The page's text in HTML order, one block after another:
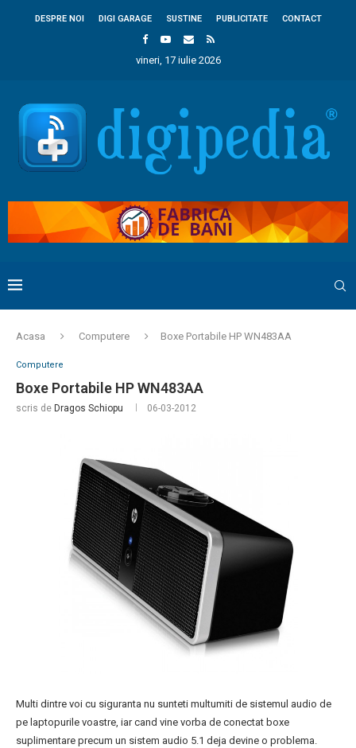
DESPRE NOI DIGI GARAGE SUSTINE PUBLICITATE CONTACT
vineri, 17 iulie 2026
Acasa Computere Boxe Portabile HP WN483AA
Computere
Boxe Portabile HP WN483AA
scris de Dragos Schiopu 06-03-2012
Multi dintre voi cu siguranta nu sunteti multumiti de sistemul audio de
pe laptopurile voastre, iar cand vine vorba de conectat boxe
suplimentare precum un sistem audio 5.1 deja devine o problema.